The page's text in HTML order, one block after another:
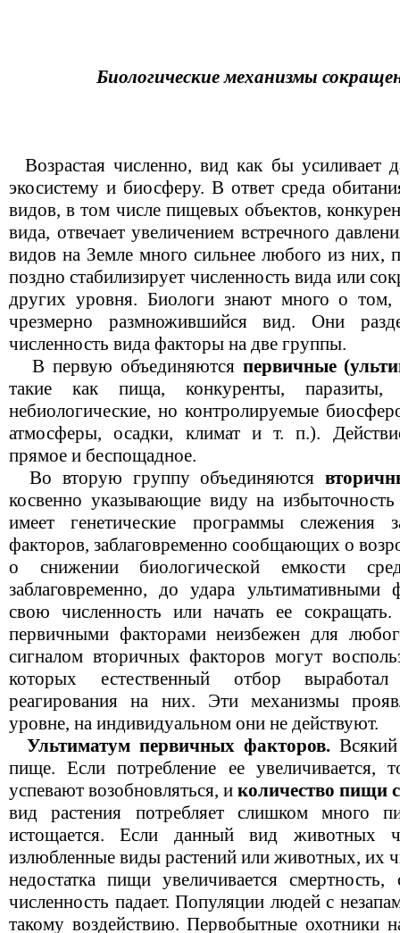
Биологические механизмы
Возрастая численно, вид как бы усиливает
экосистему и биосферу. В ответ среда
видов, в том числе пищевых объектов,
вида, отвечает увеличением встречного
видов на Земле много сильнее любого из них,
поздно стабилизирует численность вида или
других уровня. Биологи знают много о том,
чрезмерно размножившийся вид. Они
численность вида факторы на две группы.
В первую объединяются первичные
такие как пища, конкуренты, паразиты,
небиологические, но контролируемые
атмосферы, осадки, климат и т. п.).
прямое и беспощадное.
Во вторую группу объединяются
косвенно указывающие виду на
имеет генетические программы слежения
факторов, заблаговременно сообщающих о
о снижении биологической емкости
заблаговременно, до удара ультимативными
свою численность или начать ее
первичными факторами неизбежен для
сигналом вторичных факторов могут
которых естественный отбор
реагирования на них. Эти механизмы
уровне, на индивидуальном они не действуют.
Ультиматум первичных факторов.
пище. Если потребление ее увеличивается,
успевают возобновляться, и количество пищи
вид растения потребляет слишком много
истощается. Если данный вид животных
излюбленные виды растений или животных, их
недостатка пищи увеличивается
численность падает. Популяции людей с
такому воздействию. Первобытные охотники